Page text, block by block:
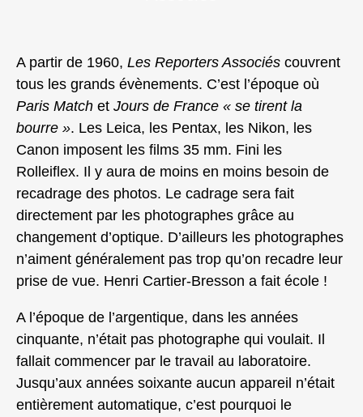
A partir de 1960, Les Reporters Associés couvrent
tous les grands évènements. C’est l’époque où
Paris Match et Jours de France « se tirent la
bourre ». Les Leica, les Pentax, les Nikon, les
Canon imposent les films 35 mm. Fini les
Rolleiflex. Il y aura de moins en moins besoin de
recadrage des photos. Le cadrage sera fait
directement par les photographes grâce au
changement d’optique. D’ailleurs les photographes
n’aiment généralement pas trop qu’on recadre leur
prise de vue. Henri Cartier-Bresson a fait école !
A l’époque de l’argentique, dans les années
cinquante, n’était pas photographe qui voulait. Il
fallait commencer par le travail au laboratoire.
Jusqu’aux années soixante aucun appareil n’était
entièrement automatique, c’est pourquoi le